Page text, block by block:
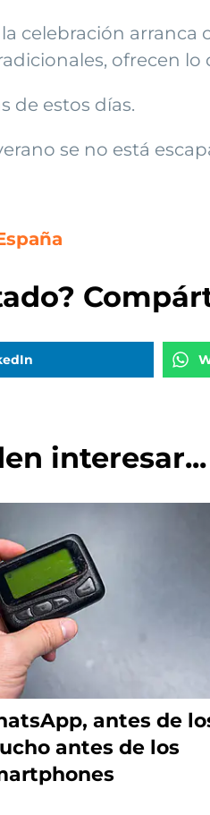
celebración
ofrecen
de estos días.
se no está
interesar...
antes de
antes de los